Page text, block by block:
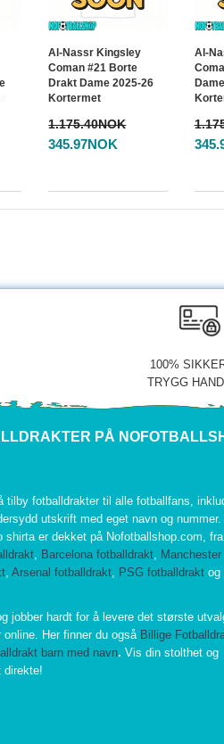
Al-Nassr Kingsley
Coman #21 Borte
Drakt Dame 2025-26
Kortermet
1.175.40NOK
345.97NOK
Al-
100%
TRYGG
PÅ
tilby fotballdrakter til alle fotballfans,
utskrift med eget navn og nummer.
shirta er dekket på Nofotballshop.com, fra
Barcelona fotballdrakt Manchester
Arsenal fotballdrakt PSG fotballdrakt og
jobber hardt for å levere det største
Her finner du også Billige
barn med navn. Vis din stolthet og
direkte!